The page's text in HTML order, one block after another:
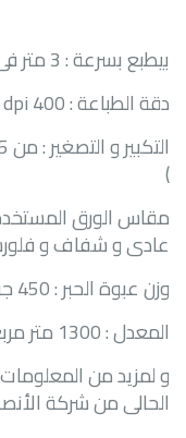
بيطبع بسرعة : 3 متر فى الدقيقة
دقة الطباعة : 400
dpi
)
مقاس الورق
عادى و شفاف و
وزن عبوة الحبر : 450 جرام
المعدل : 1300 متر مربع تقريباً لتغطية 5%
و لمزيد من
الحالى من شركة